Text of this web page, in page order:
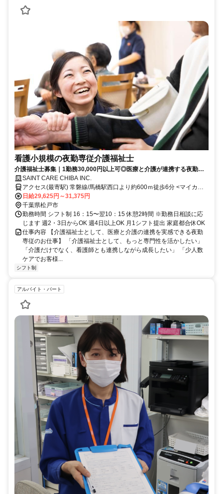
看護小規模の夜勤専従介護福祉士
介護福祉士募集｜1勤務30,000円以上可◎医療と介護が連携する夜勤専
従スタッフ
SAINT CARE CHIBA INC.
アクセス(最寄駅) 常磐線/馬橋駅西口より約600ｍ徒歩6分 <マイカー
通勤可・駐車場完備> ＜受付窓口＞セントケア千葉株式会社 千葉県千
葉市中央区新町1-17 JPR千葉ビル12F
日給29,625円～31,375円
千葉県松戸市
勤務時間 シフト制 16：15〜翌10：15 休憩2時間 ※勤務日相談に応
じます 週2・3日からOK 週4日以上OK 月1シフト提出 家庭都合休OK
仕事内容 【介護福祉士として、医療と介護の連携を実感できる夜勤
専従のお仕事】 「介護福祉士として、もっと専門性を活かしたい」
「介護だけでなく、看護師とも連携しながら成長したい」 「少人数
ケアでお客様...
シフト制
アルバイト・パート